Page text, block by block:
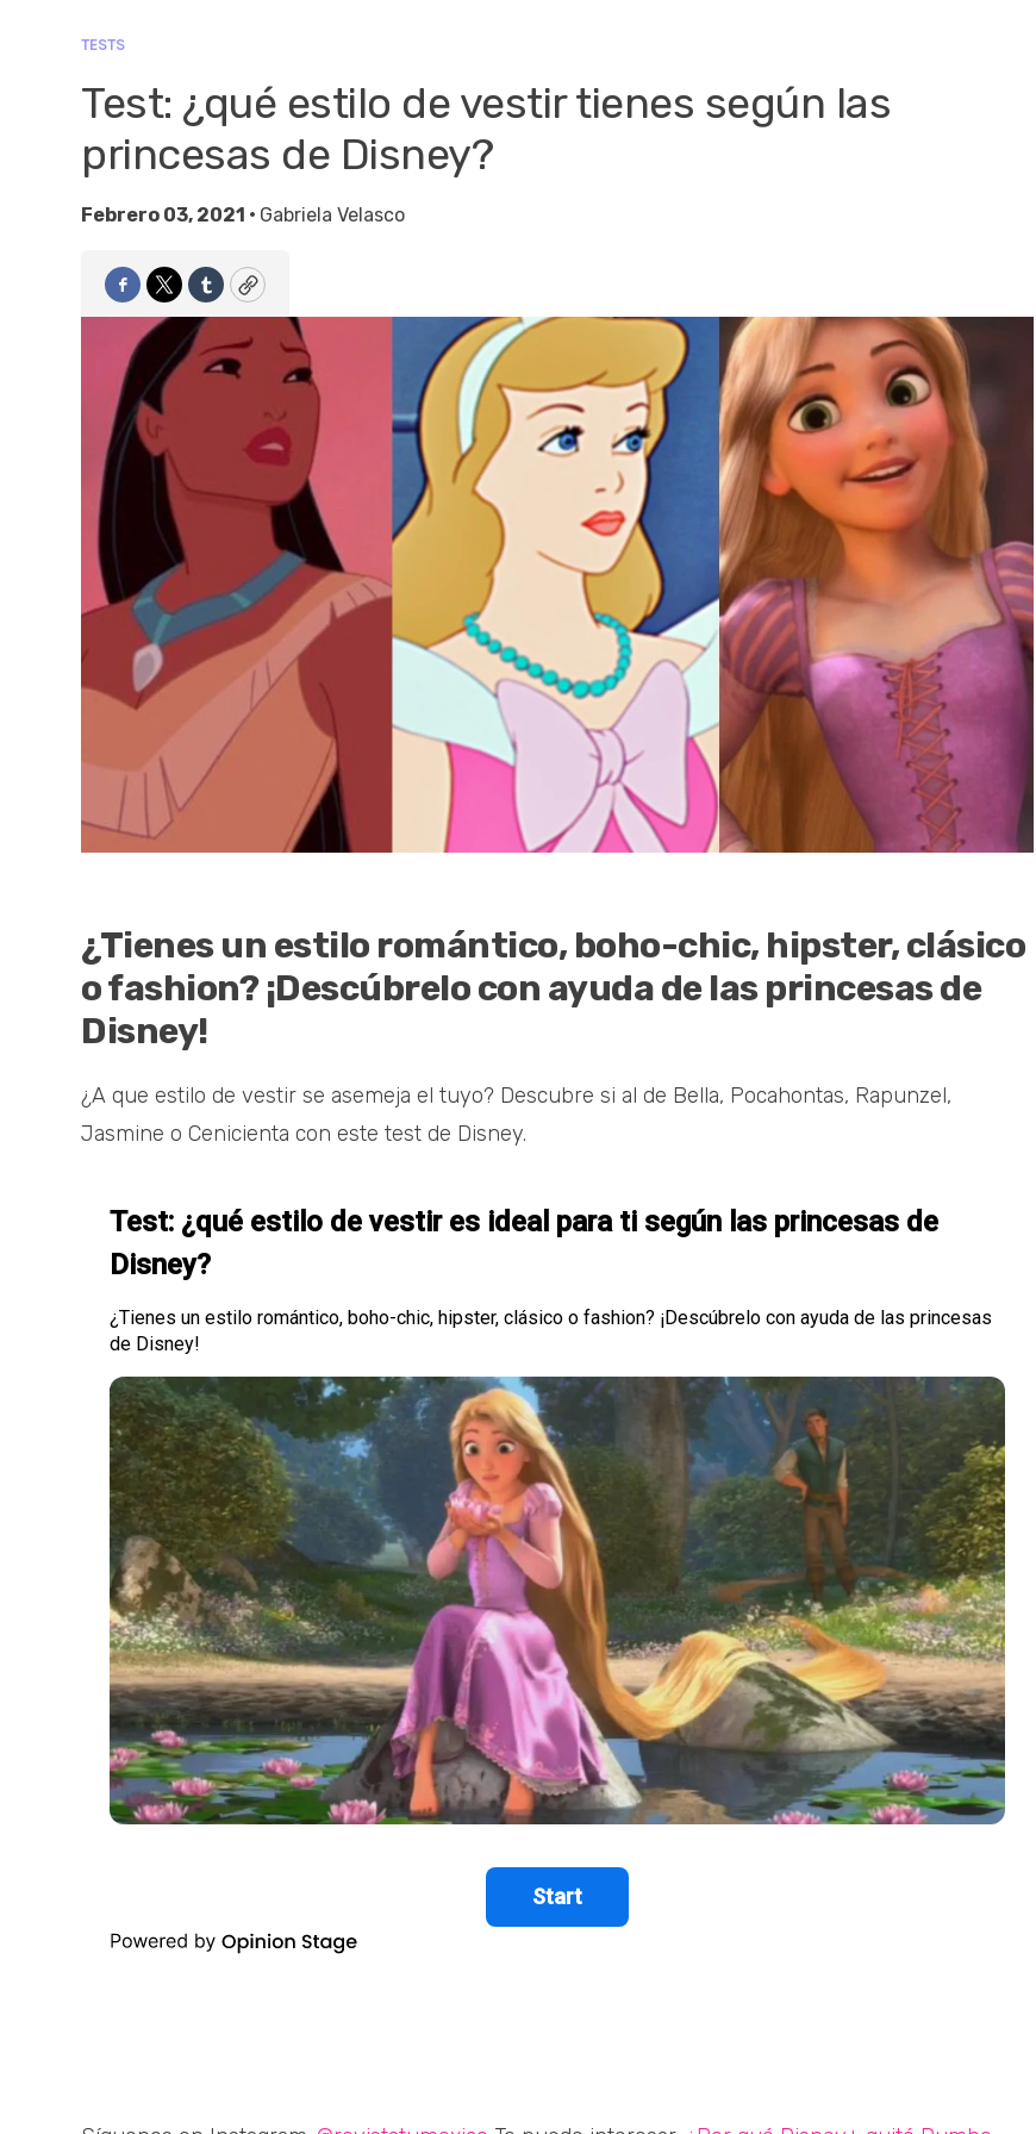
TESTS
Test: ¿qué estilo de vestir tienes según las
princesas de Disney?
Febrero 03, 2021 • Gabriela Velasco
Facebook
TwitterTumblrCopy
¿Tienes un estilo romántico, boho-chic, hipster, clásico
o fashion? ¡Descúbrelo con ayuda de las princesas de
Disney!
¿A que estilo de vestir se asemeja el tuyo? Descubre si al de Bella, Pocahontas, Rapunzel,
Jasmine o Cenicienta con este test de Disney.